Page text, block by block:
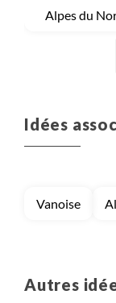
Voyage
Alpes du
Voyage
Autres régions (France)
Idées
Vanoise
Autres